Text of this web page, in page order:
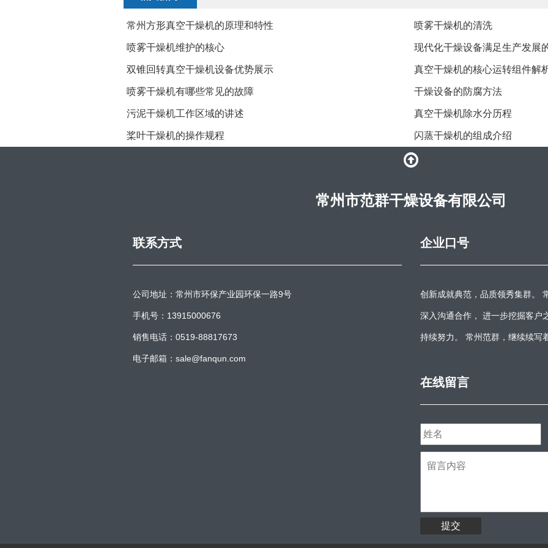
常州方形真空干燥机的原理和特性 喷雾干燥机的清洗
喷雾干燥机维护的核心 现代化干燥设备满足生产发展
双锥回转真空干燥机设备优势展示 真空干燥机的核心运转组件解
喷雾干燥机有哪些常见的故障 干燥设备的防腐方法
污泥干燥机工作区域的讲述 ​真空干燥机除水分历程
桨叶干燥机的操作规程 ​闪蒸干燥机的组成介绍
常州市范群干燥设备有限公司
联系方式
公司地址：常州市环保产业园环保一路9号
手机号：13915000676
销售电话：0519-88817673
电子邮箱：sale@fanqun.com
企业口号
创新成就典范，品质领秀集群。
深入沟通合作， 进一步挖掘客户
持续努力。 常州范群，继续续写
在线留言
提交